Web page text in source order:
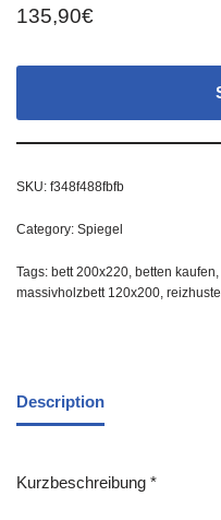
135,90€
SKU: f348f488fbfb
Category: Spiegel
Tags: bett 200x220, betten kaufen,
massivholzbett 120x200,
Description
Kurzbeschreibung *